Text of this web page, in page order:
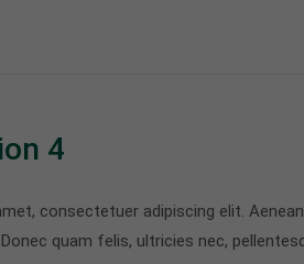
4
consectetuer adipiscing elit.
quam felis, ultricies nec,